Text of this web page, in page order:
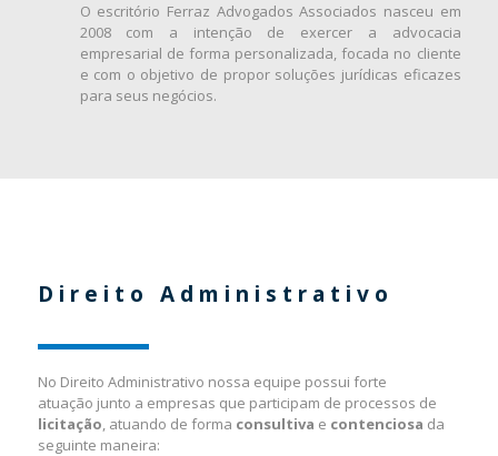
O escritório Ferraz Advogados Associados nasceu em
2008 com a intenção de exercer a advocacia
empresarial de forma personalizada, focada no cliente
e com o objetivo de propor soluções jurídicas eficazes
para seus negócios.
Direito Administrativo
No Direito Administrativo nossa equipe possui forte
atuação junto a empresas que participam de processos de
licitação, atuando de forma consultiva e contenciosa da
seguinte maneira: